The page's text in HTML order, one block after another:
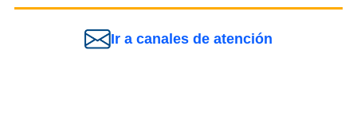
Ir a canales de atención